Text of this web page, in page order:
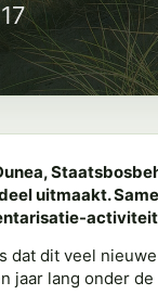
uitmaakt.
dat dit veel
jaar lang onder